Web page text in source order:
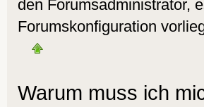
den Forumsadministrator,
Forumskonfiguration
Warum muss ich